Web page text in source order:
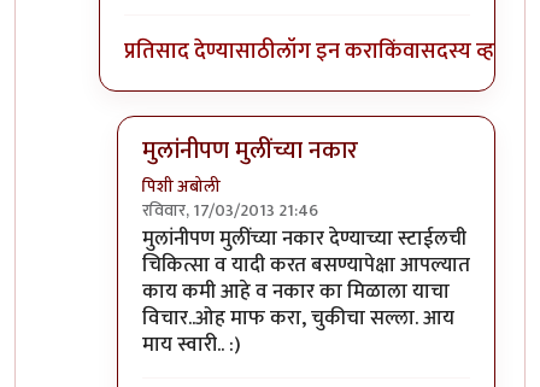
प्रतिसाद देण्यासाठीलॉग इन कराकिंवासदस्य व्हा
मुलांनीपण मुलींच्या नकार
पिशी अबोली
रविवार, 17/03/2013 21:46
In reply toमुलींनी मुलांच्या प्रपोजच्याbyविश्वनाथ
मुलांनीपण मुलींच्या नकार देण्याच्या स्टाईलची
चिकित्सा व यादी करत बसण्यापेक्षा आपल्यात
काय कमी आहे व नकार का मिळाला याचा
विचार..ओह माफ करा, चुकीचा सल्ला. आय
माय स्वारी.. :)